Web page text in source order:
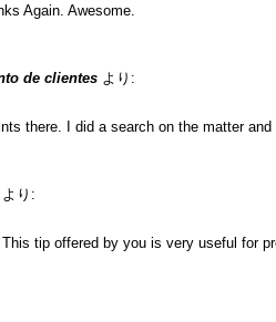
Again. Awesome.
de clientes より:
there. I did a search on the matter
より:
tip offered by you is very useful for